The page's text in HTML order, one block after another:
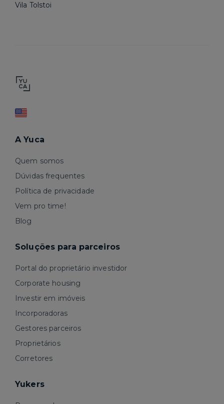
Vila Tolstoi
A Yuca
Quem somos
Dúvidas frequentes
Política de privacidade
Vem pro time!
Blog
Soluções para parceiros
Portal do proprietário investidor
Corporate housing
Investir em imóveis
Incorporadoras
Gestores parceiros
Proprietários
Corretores
Yukers